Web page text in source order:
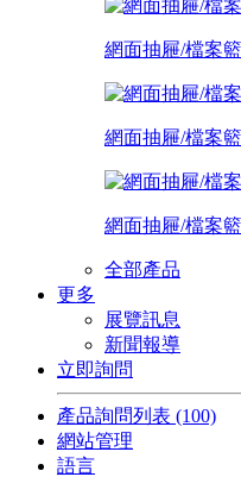
網面抽屜/檔案
網面抽屜/檔案
網面抽屜/檔案
全部產品
更多
展覽訊息
新聞報導
立即詢問
產品詢問列表 (100)
網站管理
語言